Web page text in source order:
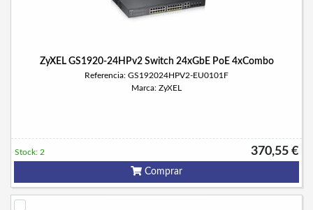
ZyXEL GS1920-24HPv2 Switch 24xGbE PoE 4xCombo
Referencia: GS192024HPV2-EU0101F
Marca: ZyXEL
370,55 €
Stock: 2
Comprar